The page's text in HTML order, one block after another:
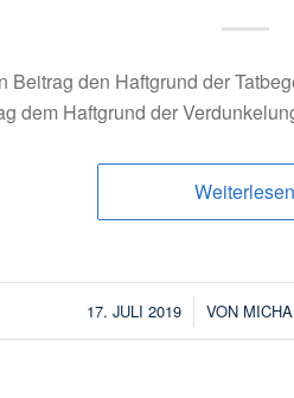
Beitrag den Haftgrund der
dem Haftgrund der
Weiterlesen
17. JULI 2019
/ VON